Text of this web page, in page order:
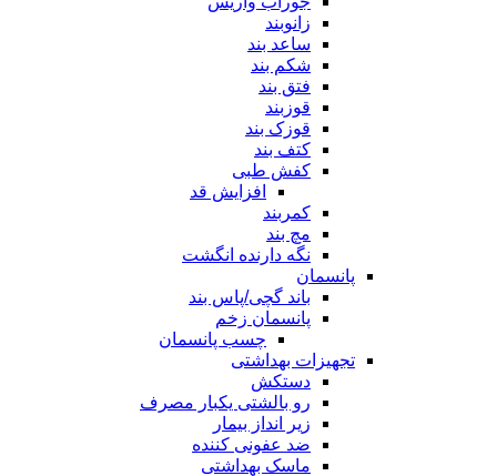
زانوبند
ساعد بند
شکم بند
فتق بند
قوزبند
قوزک بند
کتف بند
کفش طبی
افزایش قد
کمربند
مچ بند
نگه دارنده انگشت
پانسمان
باند گچی/پاس بند
پانسمان زخم
چسب پانسمان
تجهیزات بهداشتی
دستکش
رو بالشتی یکبار مصرف
زیر انداز بیمار
ضد عفونی کننده
ماسک بهداشتی